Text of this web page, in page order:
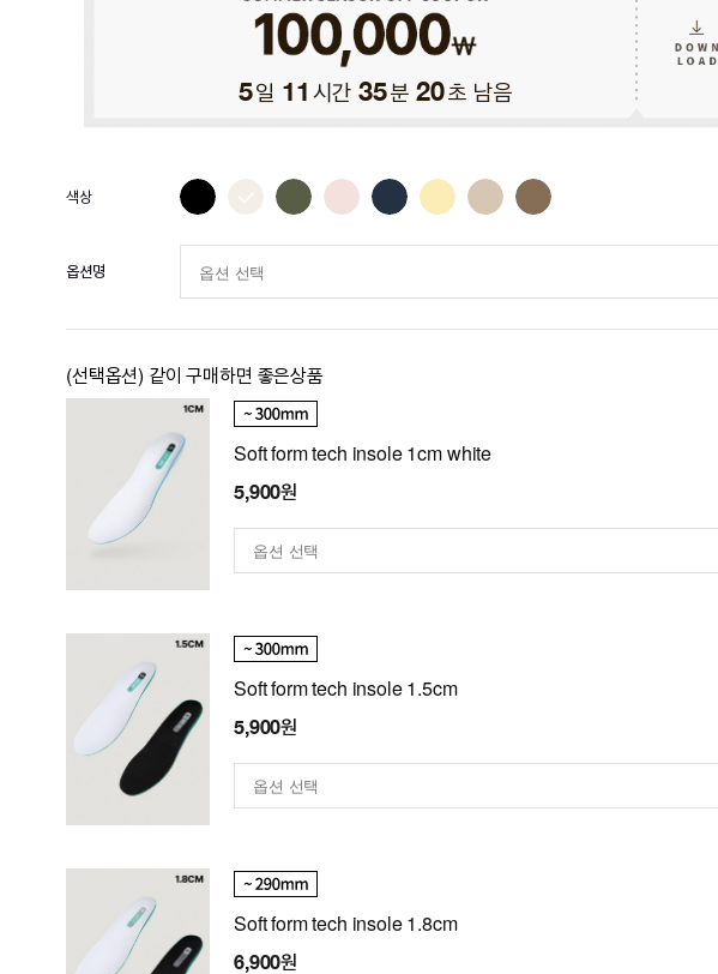
5일 11 시간 35분 18초 남음
옵션명
(선택옵션) 같이 구매하면 좋은상품
Soft form tech insole 1cm white
5,900원
Soft form tech insole 1.5cm
5,900원
Soft form tech insole 1.8cm
6,900원